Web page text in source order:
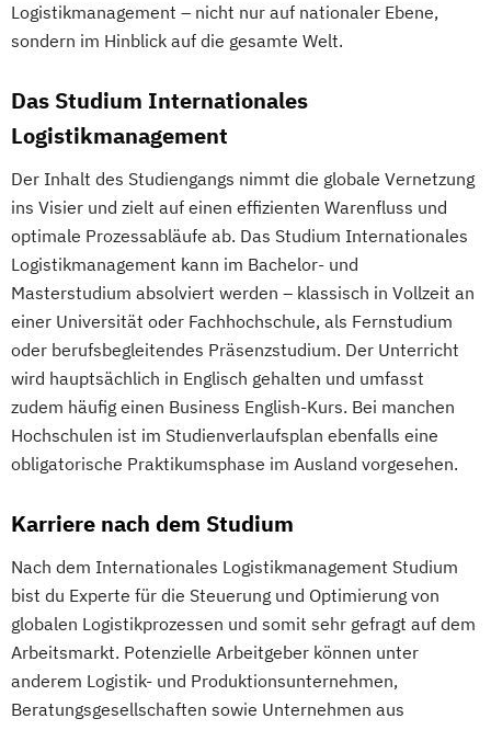
Logistikmanagement – nicht nur auf nationaler Ebene,
sondern im Hinblick auf die gesamte Welt.
Das Studium Internationales
Logistikmanagement
Der Inhalt des Studiengangs nimmt die globale Vernetzung
ins Visier und zielt auf einen effizienten Warenfluss und
optimale Prozessabläufe ab. Das Studium Internationales
Logistikmanagement kann im Bachelor- und
Masterstudium absolviert werden – klassisch in Vollzeit an
einer Universität oder Fachhochschule, als Fernstudium
oder berufsbegleitendes Präsenzstudium. Der Unterricht
wird hauptsächlich in Englisch gehalten und umfasst
zudem häufig einen Business English-Kurs. Bei manchen
Hochschulen ist im Studienverlaufsplan ebenfalls eine
obligatorische Praktikumsphase im Ausland vorgesehen.
Karriere nach dem Studium
Nach dem Internationales Logistikmanagement Studium
bist du Experte für die Steuerung und Optimierung von
globalen Logistikprozessen und somit sehr gefragt auf dem
Arbeitsmarkt. Potenzielle Arbeitgeber können unter
anderem Logistik- und Produktionsunternehmen,
Beratungsgesellschaften sowie Unternehmen aus